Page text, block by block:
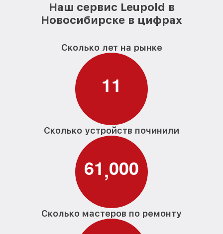
Наш сервис Leupold в
Новосибирске в цифрах
Сколько лет на рынке
11
Сколько устройств починили
61,000
Сколько мастеров по ремонту